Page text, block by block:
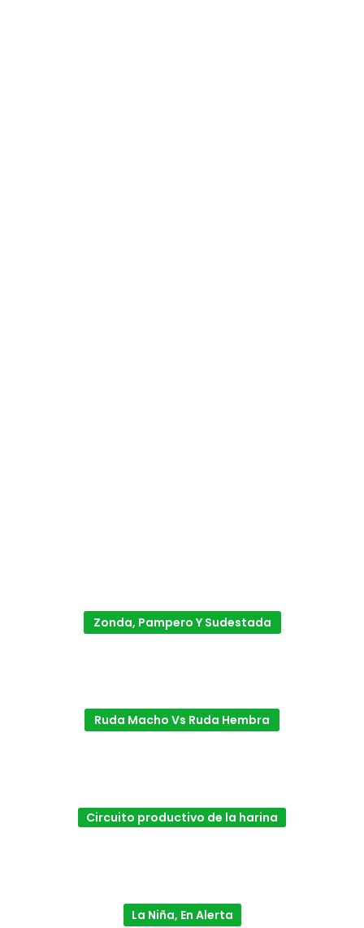
Zonda, Pampero Y Sudestada
Ruda Macho Vs Ruda Hembra
Circuito productivo de la harina
La Niña, En Alerta